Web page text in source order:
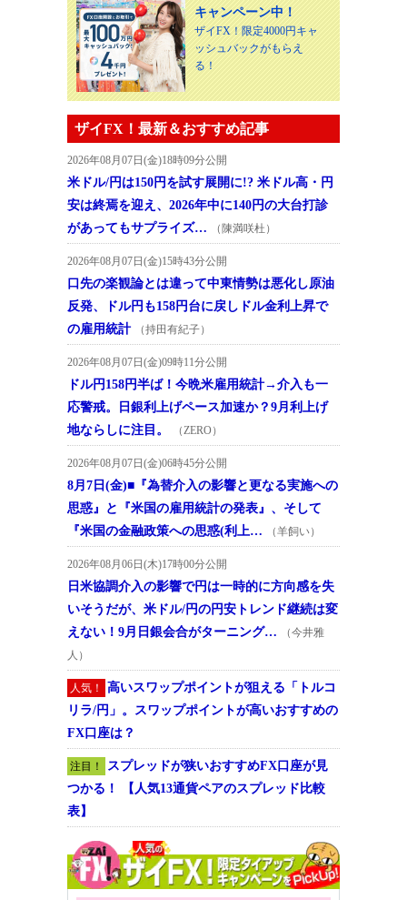
キャンペーン中！
ザイFX！限定4000円キャ
ッシュバックがもらえ
る！
ザイFX！最新＆おすすめ記事
2026年08月07日(金)18時09分公開
米ドル/円は150円を試す展開に!? 米ドル高・円
安は終焉を迎え、2026年中に140円の大台打診
があってもサプライズ…
（陳満咲杜）
2026年08月07日(金)15時43分公開
口先の楽観論とは違って中東情勢は悪化し原油
反発、ドル円も158円台に戻しドル金利上昇で
の雇用統計
（持田有紀子）
2026年08月07日(金)09時11分公開
ドル円158円半ば！今晩米雇用統計→介入も一
応警戒。日銀利上げペース加速か？9月利上げ
地ならしに注目。
（ZERO）
2026年08月07日(金)06時45分公開
8月7日(金)■『為替介入の影響と更なる実施への
思惑』と『米国の雇用統計の発表』、そして
『米国の金融政策への思惑(利上…
（羊飼い）
2026年08月06日(木)17時00分公開
日米協調介入の影響で円は一時的に方向感を失
いそうだが、米ドル/円の円安トレンド継続は変
えない！9月日銀会合がターニング…
（今井雅
人）
人気！
高いスワップポイントが狙える「トルコ
リラ/円」。スワップポイントが高いおすすめの
FX口座は？
注目！
スプレッドが狭いおすすめFX口座が見
つかる！ 【人気13通貨ペアのスプレッド比較
表】